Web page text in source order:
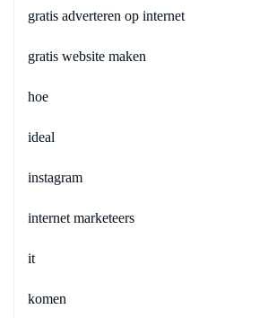
gratis adverteren op internet
gratis website maken
hoe
ideal
instagram
internet marketeers
it
komen